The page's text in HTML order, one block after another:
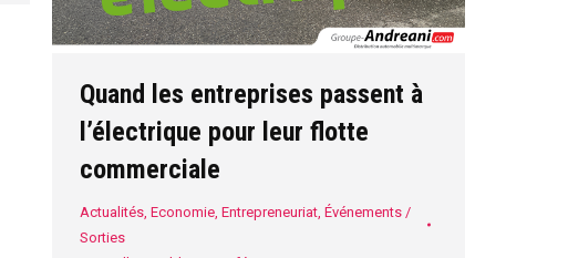
Quand les entreprises passent à
l’électrique pour leur flotte
commerciale
Actualités, Economie, Entrepreneuriat, Événements /
Sorties